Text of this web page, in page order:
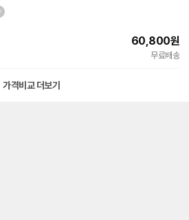
60,800원
무료배송
가격비교 더보기